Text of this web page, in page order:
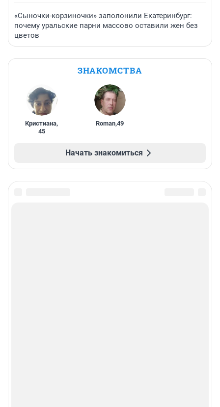
«Сыночки-корзиночки» заполонили Екатеринбург:
почему уральские парни массово оставили жен без
цветов
ЗНАКОМСТВА
Кристиана,
45
Roman,49
Начать знакомиться